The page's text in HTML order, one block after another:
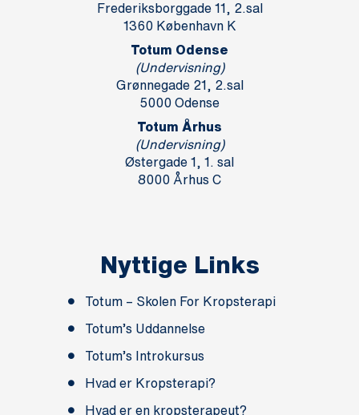
Frederiksborggade 11, 2.sal
1360 København K
Totum Odense
(Undervisning)
Grønnegade 21, 2.sal
5000 Odense
Totum Århus
(Undervisning)
Østergade 1, 1. sal
8000 Århus C
Nyttige Links
Totum – Skolen For Kropsterapi
Totum’s Uddannelse
Totum’s Introkursus
Hvad er Kropsterapi?
Hvad er en kropsterapeut?